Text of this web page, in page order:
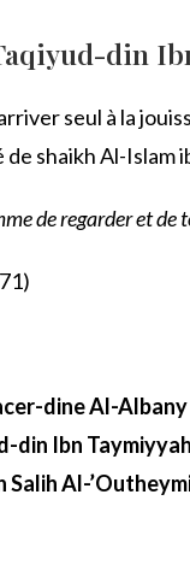
din
seul à la
shaikh Al-Islam
de regarder et de
dine Al-Albany
din Ibn
Al-